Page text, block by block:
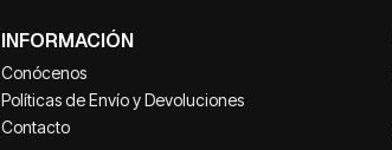
INFORMACIÓN
Conócenos
Políticas de Envío y Devoluciones
Contacto